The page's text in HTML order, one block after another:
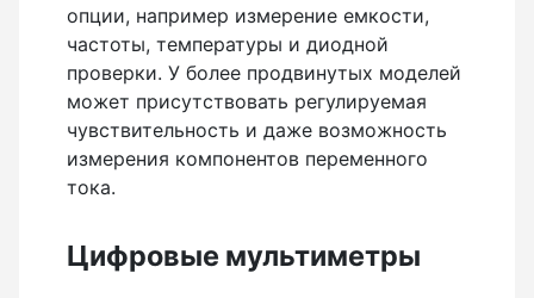
опции, например измерение емкости,
частоты, температуры и диодной
проверки. У более продвинутых моделей
может присутствовать регулируемая
чувствительность и даже возможность
измерения компонентов переменного
тока.
Цифровые мультиметры
Угломеры и уровни
Угломеры ADA — серии AngleRuler и AngleMeter для
точного измерения углов в Краснодаре
Уровни ADA — пузырьковые и электронные уровни
официального дилера ADA Instruments
Показать еще